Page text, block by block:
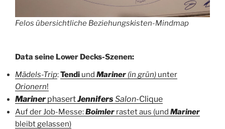
Felos übersichtliche Beziehungskisten-Mindmap
Data seine Lower Decks-Szenen:
Mädels-Trip:Tendi und Mariner (in grün) unter
Orionern!
MarinerphasertJennifers Salon-Clique
Auf der Job-Messe:Boimler rastet aus (und Mariner
bleibt gelassen)